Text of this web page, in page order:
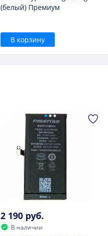
(белый) Премиум
В корзину
2 190 руб.
В наличии